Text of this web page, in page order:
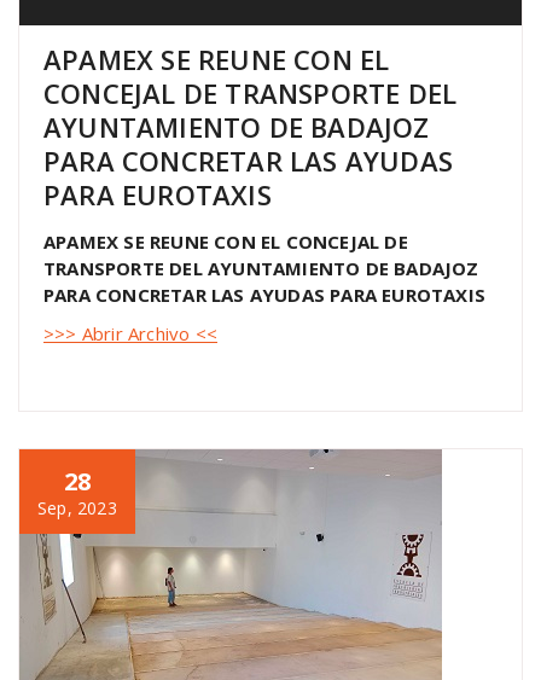
APAMEX SE REUNE CON EL
CONCEJAL DE TRANSPORTE DEL
AYUNTAMIENTO DE BADAJOZ
PARA CONCRETAR LAS AYUDAS
PARA EUROTAXIS
APAMEX SE REUNE CON EL CONCEJAL DE
TRANSPORTE DEL AYUNTAMIENTO DE BADAJOZ
PARA CONCRETAR LAS AYUDAS PARA EUROTAXIS
>>> Abrir Archivo <<
28
Sep, 2023